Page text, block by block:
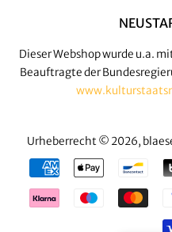
Dieser Webshop wurde u.a.
Beauftragte der
Urheberrecht © 2026,